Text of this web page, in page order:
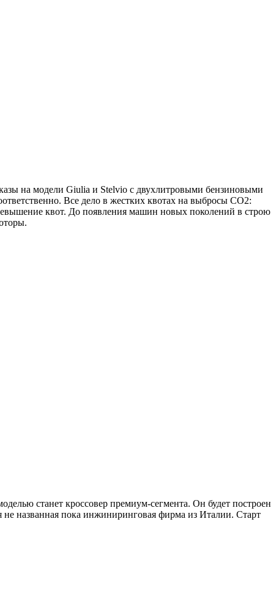
на модели Giulia и Stelvio с двухлитровыми бензиновыми
Все дело в жестких квотах на выбросы CO2:
квот. До появления машин новых поколений в строю
станет кроссовер премиум-сегмента. Он будет построен
не названная пока инжиниринговая фирма из Италии. Старт